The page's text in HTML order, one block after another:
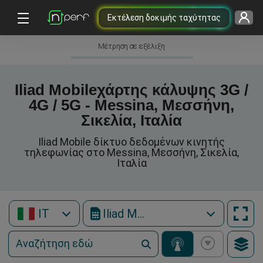
Εκτέλεση δοκιμής ταχύτητας
Μέτρηση σε εξέλιξη
Iliad Mobileχάρτης κάλυψης 3G /
4G / 5G - Messina, Μεσσήνη,
Σικελία, Ιταλία
Iliad Mobile δίκτυο δεδομένων κινητής
τηλεφωνίας στο Messina, Μεσσήνη, Σικελία,
Ιταλία
IT Iliad Mobile